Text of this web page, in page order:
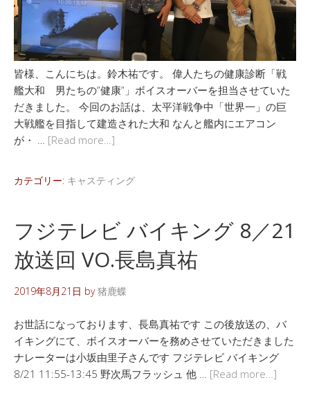
皆様、こんにちは。鈴木祐です。 偉人たちの健康診断「戦
艦大和 男たちの”健康”」ボイスオーバーを担当させていた
だきました。 今回のお話は、太平洋戦争中「世界一」の巨
大戦艦を目指して建造された大和 なんと艦内にエアコン
が・ … [Read more…]
カテゴリー: キャスティング
フジテレビ バイキング 8／21
放送回 VO.長島真祐
2019年8月21日 by猪鹿蝶
お世話になっております、長島真祐です この後放送の、バ
イキングにて、ボイスオーバーを務めさせていただきました
ナレーターは小坂由里子さんです フジテレビ バイキング
8/21 11:55-13:45 野次馬フラッシュ 他 … [Read more…]